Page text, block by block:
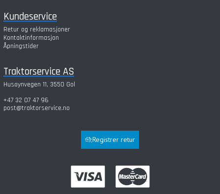
Kundeservice
Retur og reklamasjoner
Kontaktinformasjon
Åpningstider
Traktorservice AS
Husøynvegen 11, 3550 Gol
+47 32 07 47 96
post@traktorservice.no
Registrer retur